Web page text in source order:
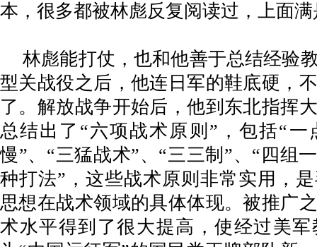
本，很多都被林彪反复阅读过，上面
林彪能打仗，也和他善于总结经验
型关战役之后，他连日军的鞋底硬，
了。解放战争开始后，他到东北指挥
总结出了 “六项战术原则”，包括“一
慢”、“三猛战术”、“三三制”、“四组
种打法”，这些战术原则非常实用，
思想在战术领域的具体体现。被推广
术水平得到了很大提高，使经过美